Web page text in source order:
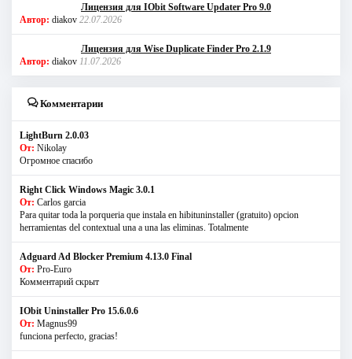
Лицензия для IObit Software Updater Pro 9.0
Автор: diakov 22.07.2026
Лицензия для Wise Duplicate Finder Pro 2.1.9
Автор: diakov 11.07.2026
Комментарии
LightBurn 2.0.03
От: Nikolay
Огромное спасибо
Right Click Windows Magic 3.0.1
От: Carlos garcia
Para quitar toda la porqueria que instala en hibituninstaller (gratuito) opcion
herramientas del contextual una a una las eliminas. Totalmente
Adguard Ad Blocker Premium 4.13.0 Final
От: Pro-Euro
Комментарий скрыт
IObit Uninstaller Pro 15.6.0.6
От: Magnus99
funciona perfecto, gracias!